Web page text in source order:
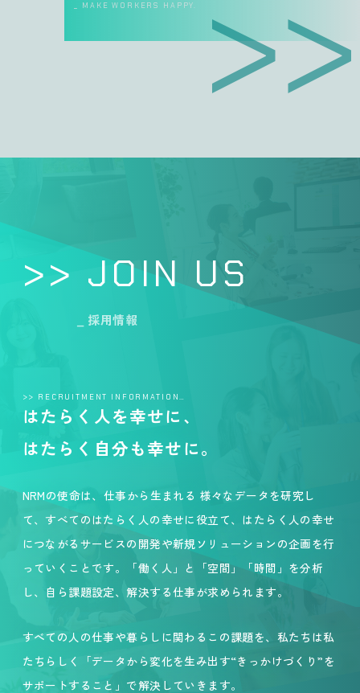
_ MAKE WORKERS HAPPY.
>> JOIN US
_ 採用情報
>> RECRUITMENT INFORMATION…
はたらく人を幸せに、
はたらく自分も幸せに。
NRMの使命は、仕事から生まれる 様々なデータを研究し
て、すべてのはたらく人の幸せに役立て、はたらく人の幸せ
につながるサービスの開発や新規ソリューションの企画を行
っていくことです。「働く人」と「空間」「時間」を分析
し、自ら課題設定、解決する仕事が求められます。
すべての人の仕事や暮らしに関わるこの課題を、私たちは私
たちらしく「データから変化を生み出す“きっかけづくり”を
サポートすること」で解決していきます。